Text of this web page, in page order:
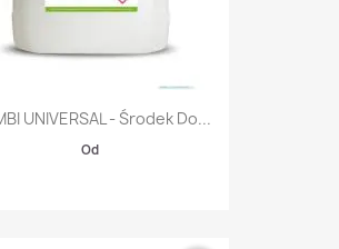
UNIVERSAL - Środek Do...
Od